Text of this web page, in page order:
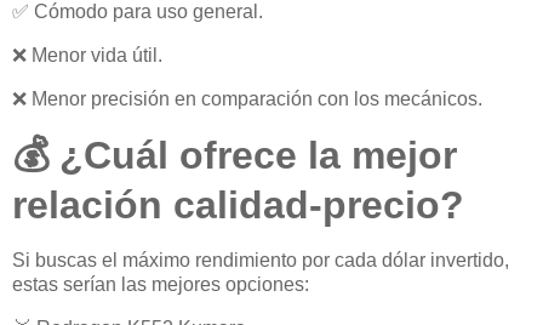
✅ Cómodo para uso general.
❌ Menor vida útil.
❌ Menor precisión en comparación con los mecánicos.
💰 ¿Cuál ofrece la mejor
relación calidad-precio?
Si buscas el máximo rendimiento por cada dólar invertido,
estas serían las mejores opciones: